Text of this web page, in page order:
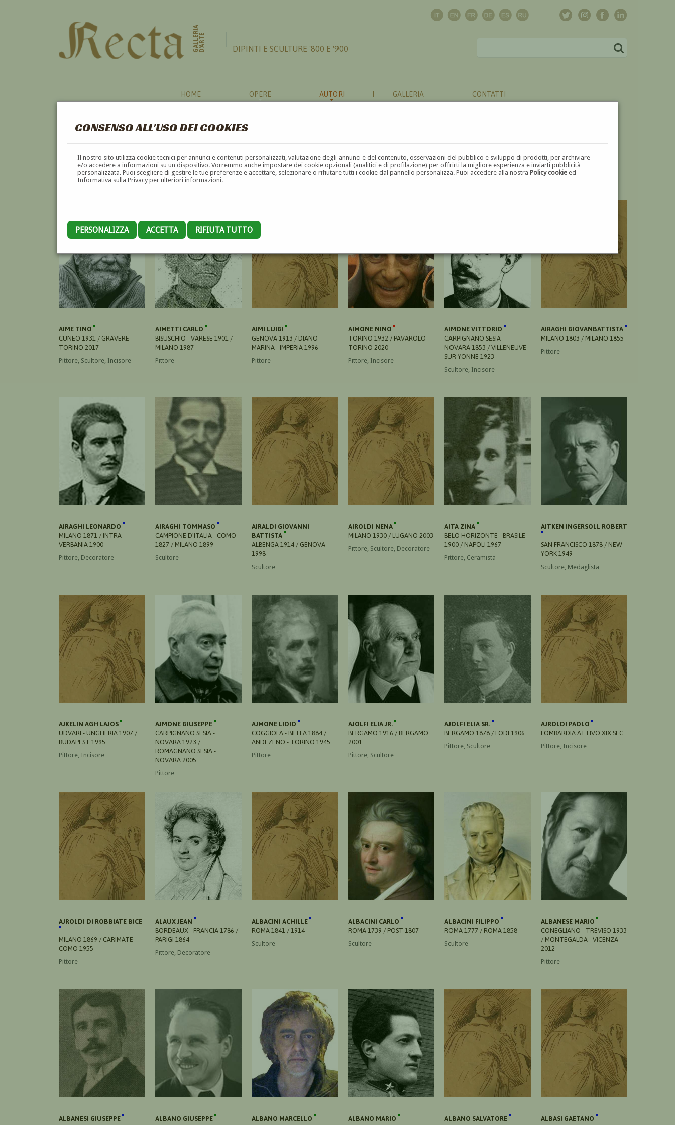
CONSENSO ALL'USO DEI COOKIES
Il nostro sito utilizza cookie tecnici per annunci e contenuti personalizzati, valutazione degli annunci e del contenuto, osservazioni del pubblico e sviluppo di prodotti, per archiviare
e/o accedere a informazioni su un dispositivo. Vorremmo anche impostare dei cookie opzionali (analitici e di profilazione) per offrirti la migliore esperienza e inviarti pubblicità
personalizzata. Puoi scegliere di gestire le tue preferenze e accettare, selezionare o rifiutare tutti i cookie dal pannello personalizza. Puoi accedere alla nostraPolicy cookie ed
Informativa sulla Privacy per ulteriori informazioni.
PERSONALIZZA ACCETTA RIFIUTA TUTTO
GALLERIAD'ARTE DIPINTI E SCULTURE '800 E '900
HOME OPERE AUTORI GALLERIA CONTATTI
AUTORI
A B C D E F G H I J K L M N O P Q R S T U V W X Y Z ⬅
AIME TINO
CUNEO 1931 / GRAVERE -
TORINO 2017
Pittore, Scultore, Incisore
AIMETTI CARLO
BISUSCHIO - VARESE 1901 /
MILANO 1987
Pittore
AIMI LUIGI
GENOVA 1913 / DIANO
MARINA - IMPERIA 1996
Pittore
AIMONE NINO
TORINO 1932 / PAVAROLO -
TORINO 2020
Pittore, Incisore
AIMONE VITTORIO
CARPIGNANO SESIA -
NOVARA 1853 / VILLENEUVE-
SUR-YONNE 1923
Scultore, Incisore
AIRAGHI GIOVANBATTISTA
MILANO 1803 / MILANO 1855
Pittore
AIRAGHI LEONARDO
MILANO 1871 / INTRA -
VERBANIA 1900
Pittore, Decoratore
AIRAGHI TOMMASO
CAMPIONE D'ITALIA - COMO
1827 / MILANO 1899
Scultore
AIRALDI GIOVANNI
BATTISTA
ALBENGA 1914 / GENOVA
1998
Scultore
AIROLDI NENA
MILANO 1930 / LUGANO 2003
Pittore, Scultore, Decoratore
AITA ZINA
BELO HORIZONTE - BRASILE
1900 / NAPOLI 1967
Pittore, Ceramista
AITKEN INGERSOLL ROBERT
SAN FRANCISCO 1878 / NEW
YORK 1949
Scultore, Medaglista
AJKELIN AGH LAJOS
UDVARI - UNGHERIA 1907 /
BUDAPEST 1995
Pittore, Incisore
AJMONE GIUSEPPE
CARPIGNANO SESIA -
NOVARA 1923 /
ROMAGNANO SESIA -
NOVARA 2005
Pittore
AJMONE LIDIO
COGGIOLA - BIELLA 1884 /
ANDEZENO - TORINO 1945
Pittore
AJOLFI ELIA JR.
BERGAMO 1916 / BERGAMO
2001
Pittore, Scultore
AJOLFI ELIA SR.
BERGAMO 1878 / LODI 1906
Pittore, Scultore
AJROLDI PAOLO
LOMBARDIA ATTIVO XIX SEC.
Pittore, Incisore
AJROLDI DI ROBBIATE BICE
MILANO 1869 / CARIMATE -
COMO 1955
Pittore
ALAUX JEAN
BORDEAUX - FRANCIA 1786 /
PARIGI 1864
Pittore, Decoratore
ALBACINI ACHILLE
ROMA 1841 / 1914
Scultore
ALBACINI CARLO
ROMA 1739 / POST 1807
Scultore
ALBACINI FILIPPO
ROMA 1777 / ROMA 1858
Scultore
ALBANESE MARIO
CONEGLIANO - TREVISO 1933
/ MONTEGALDA - VICENZA
2012
Pittore
ALBANESI GIUSEPPE
ALBANO GIUSEPPE
ALBANO MARCELLO
ALBANO MARIO
ALBANO SALVATORE
ALBASI GAETANO